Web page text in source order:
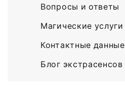
Вопросы и ответы
Магические услуги
Контактные данные
Блог экстрасенсов